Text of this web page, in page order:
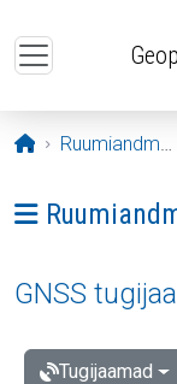
Avaleht
Ruumiandmed
Ava menüü:
GNSS
Tugijaamad